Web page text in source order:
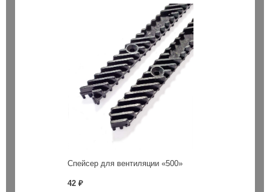
Спейсер для вентиляции «500»
42 ₽